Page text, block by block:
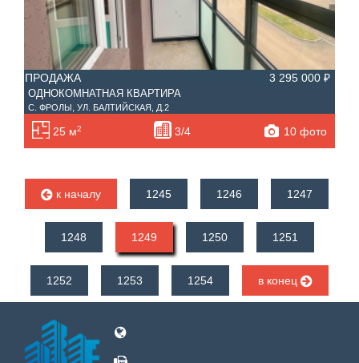
ПРОДАЖА 3 295 000 ₽
ОДНОКОМНАТНАЯ КВАРТИРА
С. ФРОЛЫ, УЛ. БАЛТИЙСКАЯ, Д.2
25 м2 3/4 10 фото
к началу 1245 1246 1247
1248 1249 1250 1251
1252 1253 1254 в конец